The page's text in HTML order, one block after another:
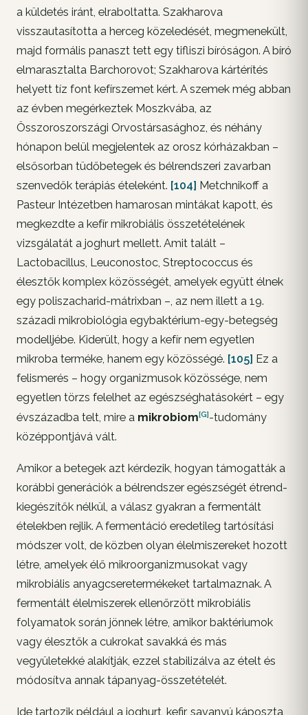
a küldetés iránt, elraboltatta. Szakharova
visszautasította a herceg közeledését, megmenekült,
majd formális panaszt tett egy tifliszi bíróságon. A bíró
elmarasztalta Barchorovot; Szakharova kártérítés
helyett tíz font kefírszemet kért. A szemek még abban
az évben megérkeztek Moszkvába, az
Összoroszországi Orvostársasághoz, és néhány
hónapon belül megjelentek az orosz kórházakban –
elsősorban tüdőbetegek és bélrendszeri zavarban
szenvedők terápiás ételeként. [104] Metchnikoff a
Pasteur Intézetben hamarosan mintákat kapott, és
megkezdte a kefír mikrobiális összetételének
vizsgálatát a joghurt mellett. Amit talált –
Lactobacillus, Leuconostoc, Streptococcus és
élesztők komplex közösségét, amelyek együtt élnek
egy poliszacharid-mátrixban –, az nem illett a 19.
századi mikrobiológia egybaktérium-egy-betegség
modelljébe. Kiderült, hogy a kefír nem egyetlen
mikroba terméke, hanem egy közösségé. [105] Ez a
felismerés – hogy organizmusok közössége, nem
egyetlen törzs felelhet az egészséghatásokért – egy
évszázadba telt, mire a mikrobiom[G]-tudomány
középpontjává vált.
Amikor a betegek azt kérdezik, hogyan támogatták a
korábbi generációk a bélrendszer egészségét étrend-
kiegészítők nélkül, a válasz gyakran a fermentált
ételekben rejlik. A fermentáció eredetileg tartósítási
módszer volt, de közben olyan élelmiszereket hozott
létre, amelyek élő mikroorganizmusokat vagy
mikrobiális anyagcseretermékeket tartalmaznak. A
fermentált élelmiszerek ellenőrzött mikrobiális
folyamatok során jönnek létre, amikor baktériumok
vagy élesztők a cukrokat savakká és más
vegyületekké alakítják, ezzel stabilizálva az ételt és
módosítva annak tápanyag-összetételét.
Ide tartozik például a joghurt, kefir, savanyú káposzta,